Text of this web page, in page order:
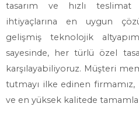
tasarım ve hızlı teslimat
ihtiyaçlarına en uygun
gelişmiş teknolojik
sayesinde, her türlü özel
karşılayabiliyoruz. Müşteri
tutmayı ilke edinen
ve en yüksek kalitede